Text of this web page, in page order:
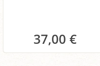
37,00 €